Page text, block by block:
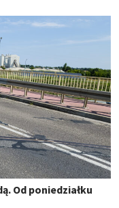
Od poniedziałku